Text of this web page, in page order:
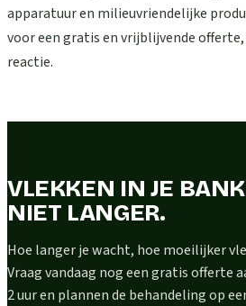
apparatuur en milieuvriendelijke
voor een gratis en vrijblijvende
reactie.
VLEKKEN IN JE
NIET LANGER.
Hoe langer je wacht, hoe moeilijker
Vraag vandaag nog een gratis offerte
2 uur en plannen de behandeling op